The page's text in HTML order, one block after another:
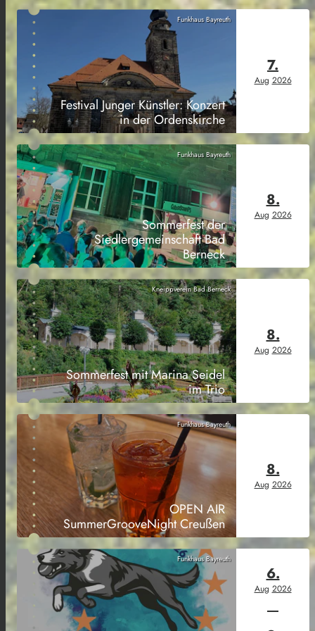
Funkhaus Bayreuth
Festival Junger Künstler: Konzert
in der Ordenskirche
7.
Aug 2026
Funkhaus Bayreuth
Sommerfest der
Siedlergemeinschaft Bad
Berneck
8.
Aug 2026
Kneippverein Bad Berneck
Sommerfest mit Marina Seidel
im Trio
8.
Aug 2026
Funkhaus Bayreuth
OPEN AIR
SummerGrooveNight Creußen
8.
Aug 2026
Funkhaus Bayreuth
6.
Aug 2026